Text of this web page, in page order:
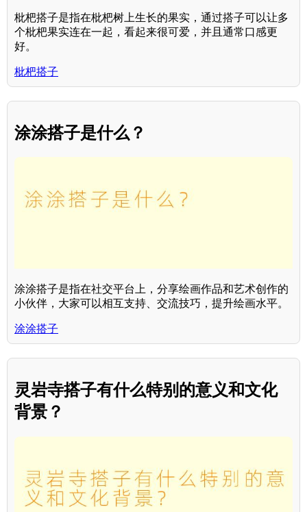
枇杷搭子是指在枇杷树上生长的果实，通过搭子可以让多
个枇杷果实连在一起，看起来很可爱，并且通常口感更
好。
枇杷搭子
涂涂搭子是什么？
涂涂搭子是指在社交平台上，分享绘画作品和艺术创作的
小伙伴，大家可以相互支持、交流技巧，提升绘画水平。
涂涂搭子
灵岩寺搭子有什么特别的意义和文化
背景？